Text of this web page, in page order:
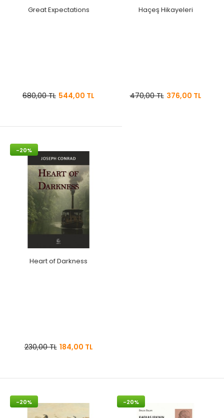
Great Expectations
680,00 TL 544,00 TL
Haçeş Hikayeleri
470,00 TL 376,00 TL
-20%
Heart of Darkness
230,00 TL 184,00 TL
-20% -20%